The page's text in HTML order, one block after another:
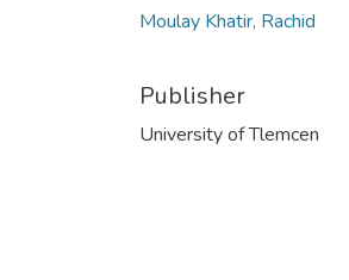
Moulay Khatir, Rachid
Publisher
University of Tlemcen